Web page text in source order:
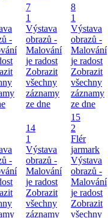
-
7
1
Výstava
obrazů -
Malování
je radost
Zobrazit
všechny
záznamy
ze dne
8
1
Výstava
obrazů -
Malování
je radost
Zobrazit
všechny
záznamy
ze dne
-
14
1
Výstava
obrazů -
Malování
je radost
Zobrazit
všechny
záznamy
15
2
Flér
jarmark
Výstava
obrazů -
Malování
je radost
Zobrazit
všechny